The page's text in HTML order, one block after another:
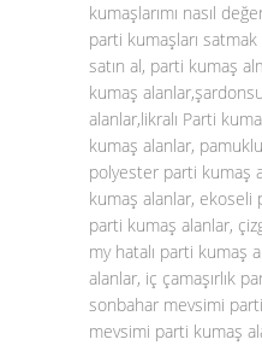
kumaşlarımı nasıl
parti kumaşları
satın al, parti kumaş
kumaş
alanlar,likralı Parti
kumaş alanlar,
polyester parti kumaş
kumaş alanlar, ekoseli
parti kumaş alanlar,
my hatalı parti kumaş
alanlar, iç çamaşırlık
sonbahar mevsimi
mevsimi parti kumaş